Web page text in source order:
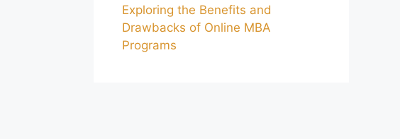
Exploring the Benefits and
Drawbacks of Online MBA
Programs